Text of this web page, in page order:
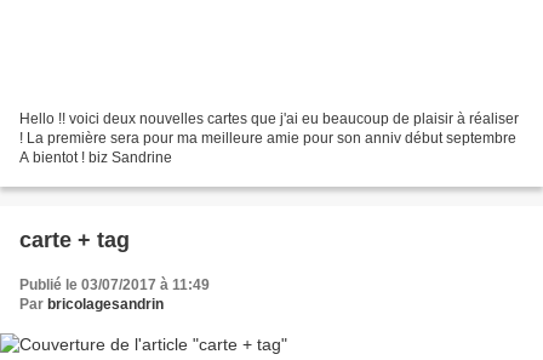
Hello !! voici deux nouvelles cartes que j'ai eu beaucoup de plaisir à réaliser
! La première sera pour ma meilleure amie pour son anniv début septembre
A bientot ! biz Sandrine
carte + tag
Publié le 03/07/2017 à 11:49
Par bricolagesandrin